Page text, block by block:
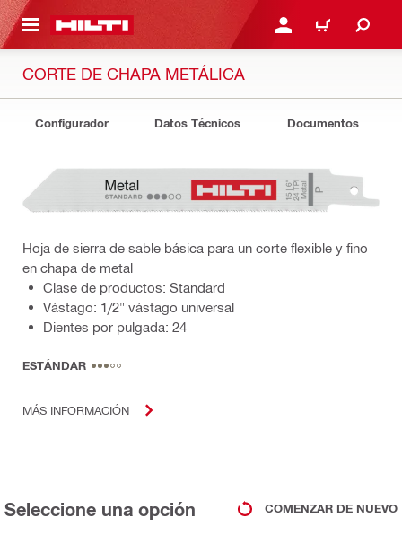
PRINCIPAL INICIE SESIÓN O
CARRITO
CORTE DE CHAPA METÁLICA
Configurador Datos Técnicos Documentos
Hoja de sierra de sable básica para un corte flexible y fino
en chapa de metal
Clase de productos: Standard
Vástago: 1/2" vástago universal
Dientes por pulgada: 24
ESTÁNDAR
MÁS INFORMACIÓN
Seleccione una opción COMENZAR DE NUEVO